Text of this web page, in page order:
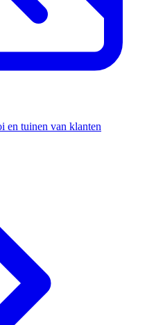
en tuinen van klanten